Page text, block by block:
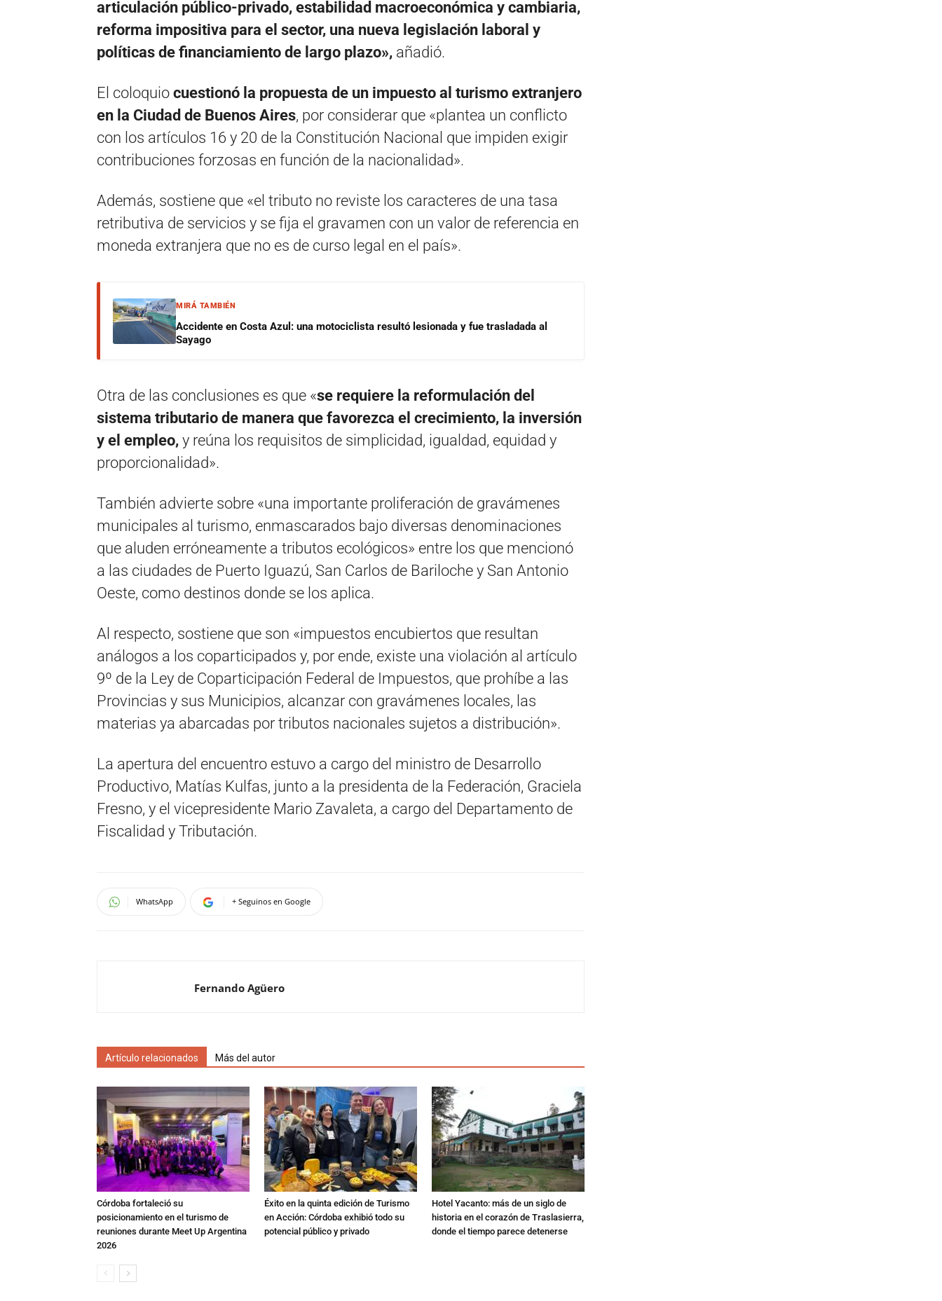
articulación público-privado, estabilidad macroeconómica y cambiaria,
reforma impositiva para el sector, una nueva legislación laboral y
políticas de financiamiento de largo plazo», añadió.
El coloquio cuestionó la propuesta de un impuesto al turismo extranjero
en la Ciudad de Buenos Aires, por considerar que «plantea un conflicto
con los artículos 16 y 20 de la Constitución Nacional que impiden exigir
contribuciones forzosas en función de la nacionalidad».
Además, sostiene que «el tributo no reviste los caracteres de una tasa
retributiva de servicios y se fija el gravamen con un valor de referencia en
moneda extranjera que no es de curso legal en el país».
MIRÁ TAMBIÉN
Accidente en Costa Azul: una motociclista resultó lesionada y fue trasladada al
Sayago
Otra de las conclusiones es que «se requiere la reformulación del
sistema tributario de manera que favorezca el crecimiento, la inversión
y el empleo, y reúna los requisitos de simplicidad, igualdad, equidad y
proporcionalidad».
También advierte sobre «una importante proliferación de gravámenes
municipales al turismo, enmascarados bajo diversas denominaciones
que aluden erróneamente a tributos ecológicos» entre los que mencionó
a las ciudades de Puerto Iguazú, San Carlos de Bariloche y San Antonio
Oeste, como destinos donde se los aplica.
Al respecto, sostiene que son «impuestos encubiertos que resultan
análogos a los coparticipados y, por ende, existe una violación al artículo
9º de la Ley de Coparticipación Federal de Impuestos, que prohíbe a las
Provincias y sus Municipios, alcanzar con gravámenes locales, las
materias ya abarcadas por tributos nacionales sujetos a distribución».
La apertura del encuentro estuvo a cargo del ministro de Desarrollo
Productivo, Matías Kulfas, junto a la presidenta de la Federación, Graciela
Fresno, y el vicepresidente Mario Zavaleta, a cargo del Departamento de
Fiscalidad y Tributación.
WhatsApp + Seguinos en Google
Fernando Agüero
Artículo relacionados Más del autor
Córdoba fortaleció su
posicionamiento en el turismo de
reuniones durante Meet Up Argentina
2026
Éxito en la quinta edición de Turismo
en Acción: Córdoba exhibió todo su
potencial público y privado
Hotel Yacanto: más de un siglo de
historia en el corazón de Traslasierra,
donde el tiempo parece detenerse